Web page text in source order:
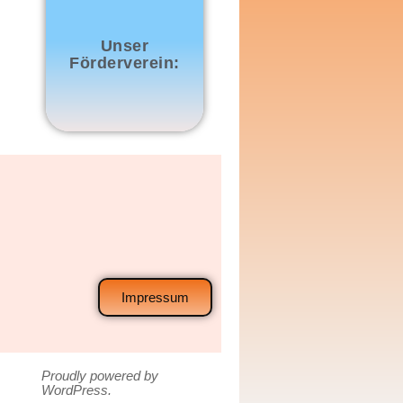
Unser
Förderverein:
Impressum
Proudly powered by
WordPress.